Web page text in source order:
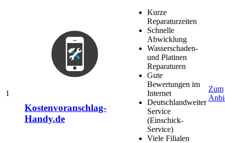
1
Kostenvoranschlag-
Handy.de
Kurze
Reparaturzeiten
Schnelle
Abwicklung
Wasserschaden-
und Platinen
Reparaturen
Gute
Bewertungen im
Internet
Deutschlandweiter
Service
(Einschick-
Service)
Viele Filialen
Zum